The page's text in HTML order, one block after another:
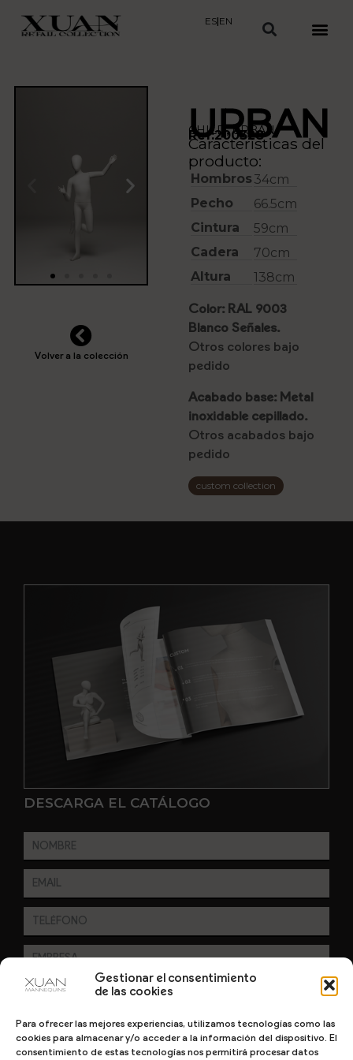
Gestionar el consentimiento
de las cookies
Para ofrecer las mejores experiencias, utilizamos tecnologías como las
cookies para almacenar y/o acceder a la información del dispositivo. El
consentimiento de estas tecnologías nos permitirá procesar datos
ES|EN
Volver a la colección
URBAN
Ref:200328
CHILD ,URBAN
Características del
producto:
Hombros 34cm
Pecho
66.5cm
Cintura
59cm
Cadera
70cm
Altura
138cm
Color: RAL 9003
Blanco Señales.
Otros colores bajo
pedido
Acabado base: Metal
inoxidable cepillado.
Otros acabados bajo
pedido
custom collection
DESCARGA EL CATÁLOGO
Más información sobre nuestra política de privacidad.